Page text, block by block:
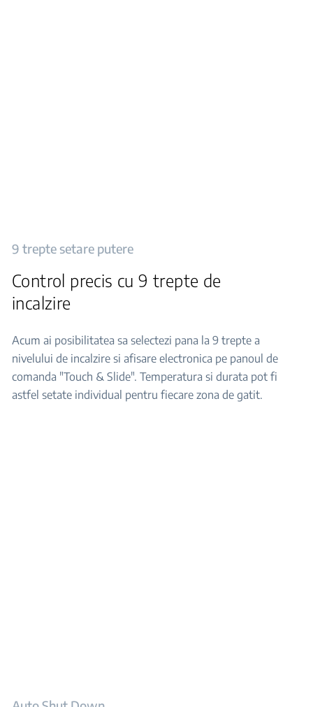
9 trepte setare putere
Control precis cu 9 trepte de
incalzire
Acum ai posibilitatea sa selectezi pana la 9 trepte a
nivelului de incalzire si afisare electronica pe panoul de
comanda "Touch & Slide". Temperatura si durata pot fi
astfel setate individual pentru fiecare zona de gatit.